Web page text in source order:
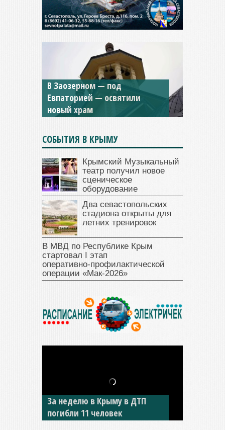
Мужской монастырь Косьмы
и Дамиана в Крыму вновь
открыт для посещения
СОБЫТИЯ В КРЫМУ
Крымский Музыкальный
театр получил новое
сценическое
оборудование
Два севастопольских
стадиона открыты для
летних тренировок
В МВД по Республике Крым
стартовал I этап
оперативно‑профилактической
операции «Мак‑2026»
В Джанкое водитель ВАЗа
сбил двух детей на «зебре»